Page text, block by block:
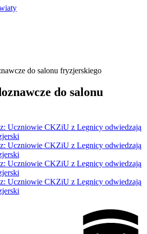
do salonu fryzjerskiego
do salonu